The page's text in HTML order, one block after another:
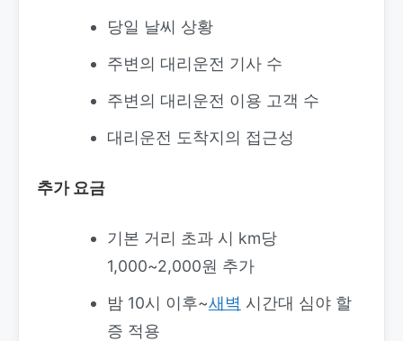
당일 날씨 상황
주변의 대리운전 기사 수
주변의 대리운전 이용 고객 수
대리운전 도착지의 접근성
추가 요금
기본 거리 초과 시 km당
1,000~2,000원 추가
밤 10시 이후~새벽 시간대 심야 할
증 적용